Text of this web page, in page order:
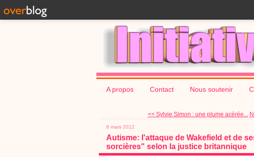
A propos Contact Nous soutenir
<< Sylvie Simon : une plume acérée...
8 mars 2012
Autisme: l'attaque de Wakefield et de
sorcières" selon la justice britannique